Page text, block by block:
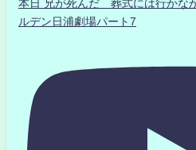
本日 兄が死んだ 葬式には行か
ルデン日浦劇場パート7